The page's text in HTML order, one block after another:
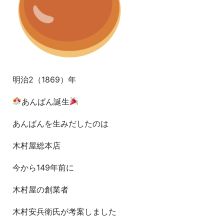
明治2（1869）年
あんぱん誕生
あんぱんを生みだしたのは
木村屋総本店
今から149年前に
木村屋の創業者
木村安兵衛氏が考案しました